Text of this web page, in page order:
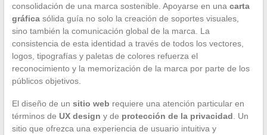
consolidación de una marca sostenible. Apoyarse en una carta
gráficasólida guía no solo la creación de soportes visuales,
sino también la comunicación global de la marca. La
consistencia de esta identidad a través de todos los vectores,
logos, tipografías y paletas de colores refuerza el
reconocimiento y la memorización de la marca por parte de los
públicos objetivos.
El diseño de un sitio web requiere una atención particular en
términos de UX design y de protección de la privacidad . Un
sitio que ofrezca una experiencia de usuario intuitiva y